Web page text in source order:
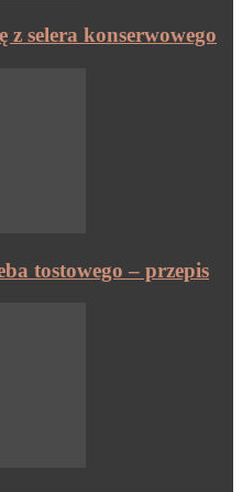
z selera konserwowego
tostowego – przepis